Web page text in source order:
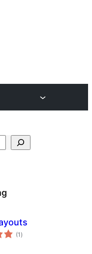
(1 कुल
रेटिङ्गहरू
)